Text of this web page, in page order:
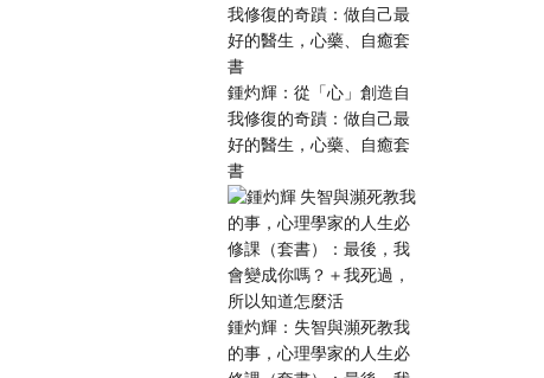
鍾灼輝：從「心」創造自
我修復的奇蹟：做自己最
好的醫生，心藥、自癒套
書
鍾灼輝：失智與瀕死教我
的事，心理學家的人生必